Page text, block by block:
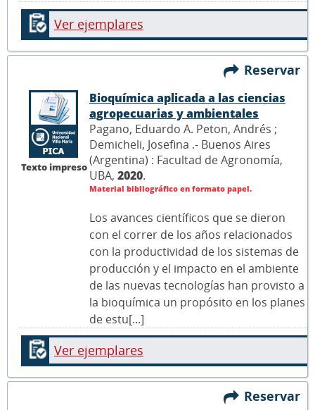
Ver ejemplares
Reservar
Texto impreso
Bioquímica aplicada a las ciencias
agropecuarias y ambientales
Pagano, Eduardo A. Peton, Andrés ;
Demicheli, Josefina .- Buenos Aires
(Argentina) : Facultad de Agronomía,
UBA, 2020.
Material bibliográfico en formato papel.
Los avances científicos que se dieron
con el correr de los años relacionados
con la productividad de los sistemas de
producción y el impacto en el ambiente
de las nuevas tecnologías han provisto a
la bioquímica un propósito en los planes
de estu[...]
Ver ejemplares
Reservar